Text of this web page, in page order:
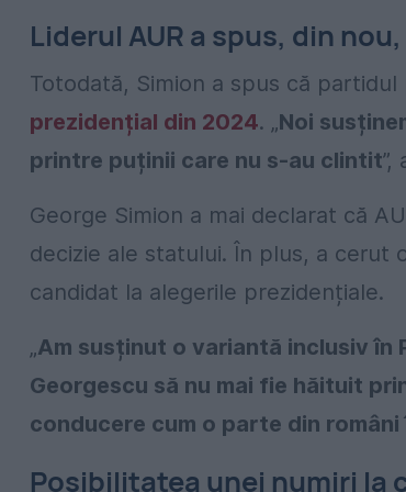
Liderul AUR a spus, din
Totodată, Simion a spus că
prezidențial din 2024. „Noi
printre puținii care nu s-au clintit
George Simion a mai declarat că
decizie ale statului. În plus, a cerut
candidat la alegerile prezidențiale.
„Am susținut o variantă inclusiv în
Georgescu să nu mai fie hăituit
conducere cum o parte din români
Posibilitatea unei numiri la